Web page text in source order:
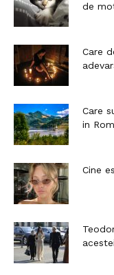
de
Care
Care
in
Cine